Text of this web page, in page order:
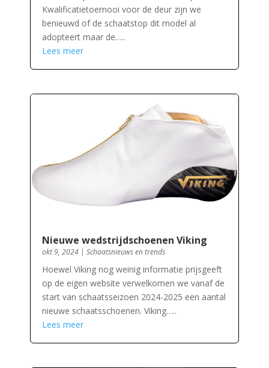
Kwalificatietoernooi voor de deur zijn we
benieuwd of de schaatstop dit model al
adopteert maar de…..
Lees meer
Nieuwe wedstrijdschoenen Viking
okt 9, 2024| Schaatsnieuws en trends
Hoewel Viking nog weinig informatie prijsgeeft
op de eigen website verwelkomen we vanaf de
start van schaatsseizoen 2024-2025 een aantal
nieuwe schaatsschoenen. Viking…..
Lees meer